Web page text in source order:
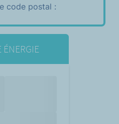
code postal :